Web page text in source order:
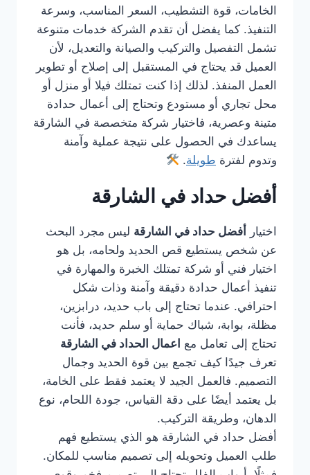
الخامات، قوة التشطيب، السعر المناسب، وسرعة
التنفيذ. كما يفضل أن تقدم الشركة خدمات متنوعة
تشمل التفصيل والتركيب والصيانة والتعديل، لأن
العميل قد يحتاج في المستقبل إلى إصلاح أو تطوير
العمل المنفذ. لذلك إذا كنت تمتلك فيلا أو منزل أو
محل تجاري أو مستودع وتحتاج إلى أعمال حدادة
متينة وعصرية، فاختيار شركة متخصصة في الشارقة
يساعدك في الحصول على نتيجة عملية وآمنة
وتدوم لفترة طويلة.
أفضل حداد في الشارقة
اختيار أفضل حداد في الشارقة ليس مجرد البحث
عن شخص يستطيع قص الحديد ولحامه، بل هو
اختيار فني أو شركة تمتلك الخبرة والمهارة في
تنفيذ أعمال حدادة دقيقة وآمنة وذات شكل
احترافي. عندما تحتاج إلى باب حديد، درابزين،
مظلة، بوابة، شباك حماية أو سلم حديد، فأنت
تحتاج إلى تعامل مع اعمال الحداد في الشارقة
تعرف جيدًا كيف تجمع بين قوة الحديد وجمال
التصميم. فالعمل الجيد لا يعتمد فقط على الخامة،
بل يعتمد أيضًا على دقة القياس، جودة اللحام، نوع
الدهان، وطريقة التركيب.
أفضل حداد في الشارقة هو الذي يستطيع فهم
طلب العميل وتحويله إلى تصميم مناسب للمكان.